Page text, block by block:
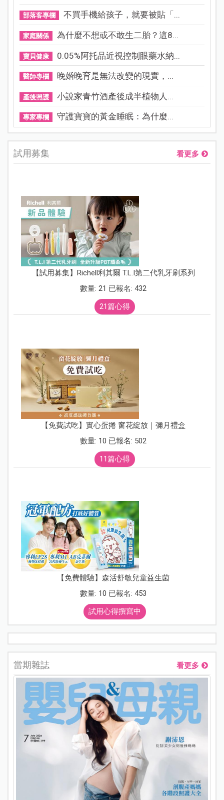
部落客專欄 不買手機給孩子，就要被貼「...
家庭關係 為什麼不想或不敢生二胎？這8...
寶貝健康 0.05%阿托品近視控制眼藥水納...
醫師專欄 晚婚晚育是無法改變的現實，...
產後照護 小說家青竹酒產後成半植物人...
專家專欄 守護寶寶的黃金睡眠：為什麼...
試用募集 看更多
【試用募集】Richell利其爾 T.L.I第二代乳牙刷系列
數量: 21 已報名: 432
21篇心得
【免費試吃】實心蛋捲 窗花綻放｜彌月禮盒
數量: 10 已報名: 502
11篇心得
【免費體驗】森活舒敏兒童益生菌
數量: 10 已報名: 453
試用心得撰寫中
當期雜誌 看更多